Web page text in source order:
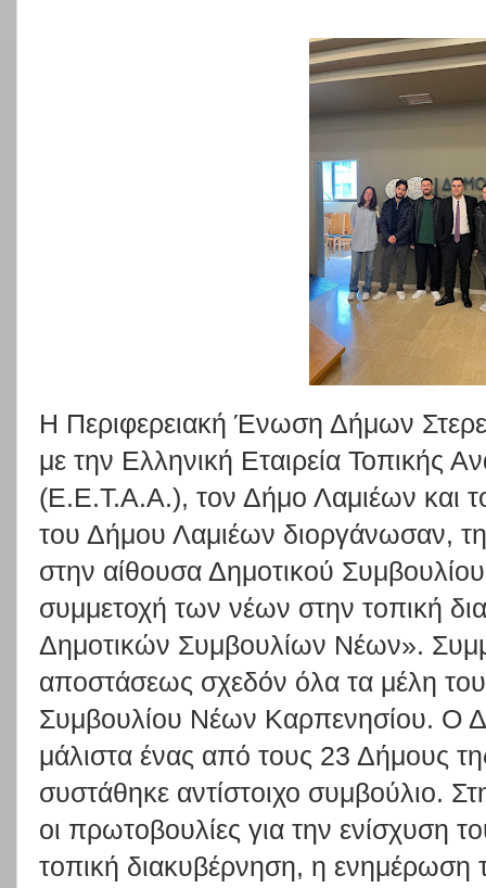
Η Περιφερειακή Ένωση Δήμων
με την Ελληνική Εταιρεία Τοπικής
(Ε.Ε.Τ.Α.Α.), τον Δήμο Λαμιέων και
του Δήμου Λαμιέων διοργάνωσαν,
στην αίθουσα Δημοτικού
συμμετοχή των νέων στην τοπική
Δημοτικών Συμβουλίων Νέων».
αποστάσεως σχεδόν όλα τα μέλη
Συμβουλίου Νέων Καρπενησίου. Ο
μάλιστα ένας από τους 23 Δήμους
συστάθηκε αντίστοιχο συμβούλιο.
οι πρωτοβουλίες για την ενίσχυση
τοπική διακυβέρνηση, η ενημέρωση